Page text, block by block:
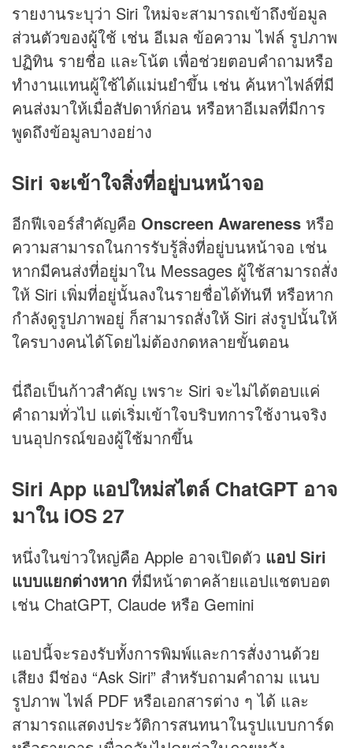
รายงานระบุว่า Siri ใหม่จะสามารถเข้าถึงข้อมูล
ส่วนตัวของผู้ใช้ เช่น อีเมล ข้อความ ไฟล์ รูปภาพ
ปฏิทิน รายชื่อ และโน้ต เพื่อช่วยตอบคำถามหรือ
ทำงานแทนผู้ใช้ได้แม่นยำขึ้น เช่น ค้นหาไฟล์ที่มี
คนส่งมาให้เมื่อสัปดาห์ก่อน หรือหาอีเมลที่มีการ
พูดถึงข้อมูลบางอย่าง
Siri จะเข้าใจสิ่งที่อยู่บนหน้าจอ
อีกฟีเจอร์สำคัญคือ Onscreen Awareness หรือ
ความสามารถในการรับรู้สิ่งที่อยู่บนหน้าจอ เช่น
หากมีคนส่งที่อยู่มาใน Messages ผู้ใช้สามารถสั่ง
ให้ Siri เพิ่มที่อยู่นั้นลงในรายชื่อได้ทันที หรือหาก
กำลังดูรูปภาพอยู่ ก็สามารถสั่งให้ Siri ส่งรูปนั้นให้
ใครบางคนได้โดยไม่ต้องกดหลายขั้นตอน
นี่ถือเป็นก้าวสำคัญ เพราะ Siri จะไม่ได้ตอบแค่
คำถามทั่วไป แต่เริ่มเข้าใจบริบทการใช้งานจริง
บนอุปกรณ์ของผู้ใช้มากขึ้น
Siri App แอปใหม่สไตล์ ChatGPT อาจ
มาใน iOS 27
หนึ่งในข่าวใหญ่คือ Apple อาจเปิดตัว แอป Siri
แบบแยกต่างหาก ที่มีหน้าตาคล้ายแอปแชตบอต
เช่น ChatGPT, Claude หรือ Gemini
แอปนี้จะรองรับทั้งการพิมพ์และการสั่งงานด้วย
เสียง มีช่อง “Ask Siri” สำหรับถามคำถาม แนบ
รูปภาพ ไฟล์ PDF หรือเอกสารต่าง ๆ ได้ และ
สามารถแสดงประวัติการสนทนาในรูปแบบการ์ด